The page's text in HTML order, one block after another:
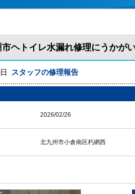
ヘトイレ水漏れ修理にうかがい
スタッフの修理報告
2026/02/26
北九州市小倉南区朽網西